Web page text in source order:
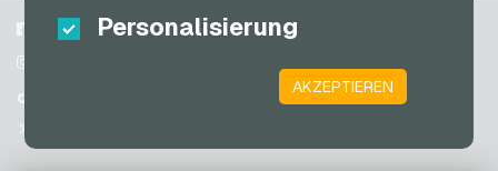
Personalisierung
AKZEPTIEREN
World of Sweets Geschenkkarten
Österreich
Datenschutzrichtlinien
Über uns
Blog
Partner
Facebook